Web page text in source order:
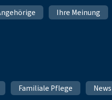
Ihre Meinung
Familiale Pflege